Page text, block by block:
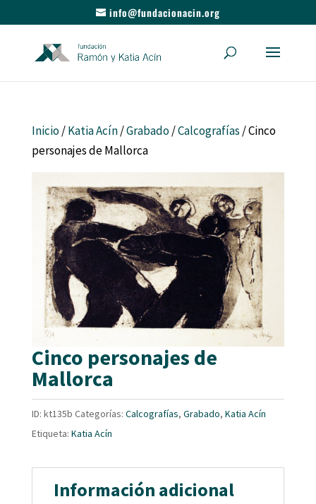
info@fundacionacin.org
Inicio/Katia Acín/Grabado/Calcografías / Cinco
personajes de Mallorca
Cinco personajes de
Mallorca
ID: kt135b Categorías: Calcografías, Grabado, Katia Acín
Etiqueta: Katia Acín
Información adicional